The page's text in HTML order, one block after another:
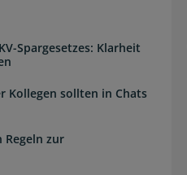
Spargesetzes: Klarheit
Kollegen sollten in Chats
Regeln zur